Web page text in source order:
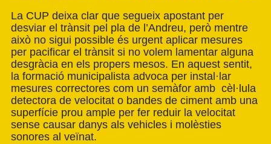
La CUP deixa clar que segueix apostant per
desviar el trànsit pel pla de l’Andreu, però mentre
això no sigui possible és urgent aplicar mesures
per pacificar el trànsit si no volem lamentar alguna
desgràcia en els propers mesos. En aquest sentit,
la formació municipalista advoca per instal·lar
mesures correctores com un semàfor amb cèl·lula
detectora de velocitat o bandes de ciment amb una
superfície prou ample per fer reduir la velocitat
sense causar danys als vehicles i molèsties
sonores al veïnat.